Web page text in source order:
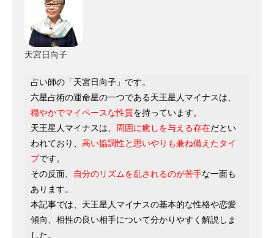
天宮日向子
占い師の「天宮日向子」です。
六星占術の運命星の一つである天王星人マイナスは、
穏やかでマイペースな性質を持っています。
天王星人マイナスは、
周囲に癒しを与える存在だとい
われており、 高い協調性と思いやりも兼ね備えたタイ
プです。
その反面、
自分のリズムを乱されるのが苦手な一面も
あります。
本記事では、天王星人マイナスの基本的な性格や恋愛
傾向、相性の良い相手について分かりやすく解説しま
した。